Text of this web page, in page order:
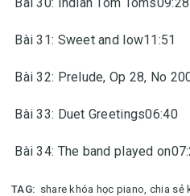
Bài 31: Sweet and low11:51
Bài 32: Prelude, Op 28, No
Bài 33: Duet Greetings06:40
Bài 34: The band played
TAG: share khóa học piano, chia sẻ